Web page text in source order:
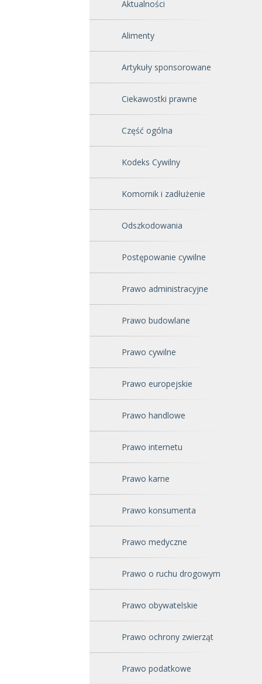
Aktualności
Alimenty
Artykuły sponsorowane
Ciekawostki prawne
Część ogólna
Kodeks Cywilny
Komornik i zadłużenie
Odszkodowania
Postępowanie cywilne
Prawo administracyjne
Prawo budowlane
Prawo cywilne
Prawo europejskie
Prawo handlowe
Prawo internetu
Prawo karne
Prawo konsumenta
Prawo medyczne
Prawo o ruchu drogowym
Prawo obywatelskie
Prawo ochrony zwierząt
Prawo podatkowe